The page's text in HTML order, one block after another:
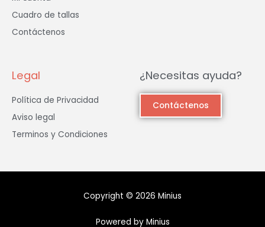
Cuadro de tallas
Contáctenos
Legal
Política de Privacidad
Aviso legal
Terminos y Condiciones
¿Necesitas ayuda?
Contáctenos
Copyright © 2026 Minius
Powered by Minius